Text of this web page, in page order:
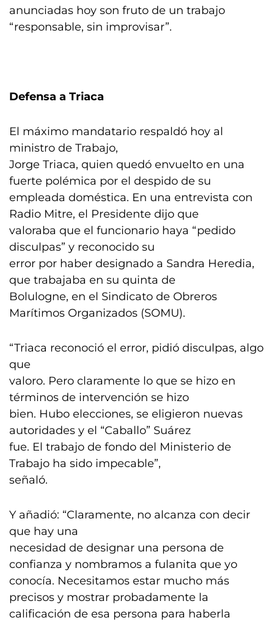
anunciadas hoy son fruto de un trabajo
“responsable, sin improvisar”.
Defensa a Triaca
El máximo mandatario respaldó hoy al
ministro de Trabajo,
Jorge Triaca, quien quedó envuelto en una
fuerte polémica por el despido de su
empleada doméstica. En una entrevista con
Radio Mitre, el Presidente dijo que
valoraba que el funcionario haya “pedido
disculpas” y reconocido su
error por haber designado a Sandra Heredia,
que trabajaba en su quinta de
Bolulogne, en el Sindicato de Obreros
Marítimos Organizados (SOMU).
“Triaca reconoció el error, pidió disculpas, algo
que
valoro. Pero claramente lo que se hizo en
términos de intervención se hizo
bien. Hubo elecciones, se eligieron nuevas
autoridades y el “Caballo” Suárez
fue. El trabajo de fondo del Ministerio de
Trabajo ha sido impecable”,
señaló.
Y añadió: “Claramente, no alcanza con decir
que hay una
necesidad de designar una persona de
confianza y nombramos a fulanita que yo
conocía. Necesitamos estar mucho más
precisos y mostrar probadamente la
calificación de esa persona para haberla